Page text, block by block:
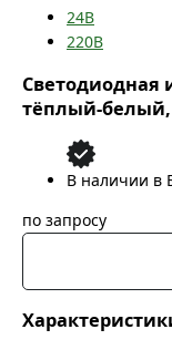
24В
220В
Светодиодная
тёплый-белый,
В наличии в
по запросу